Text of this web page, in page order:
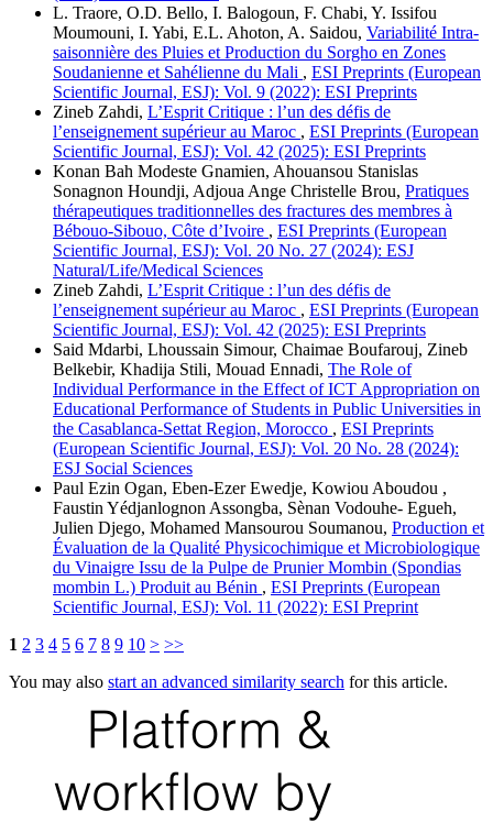
L. Traore, O.D. Bello, I. Balogoun, F. Chabi, Y. Issifou
Moumouni, I. Yabi, E.L. Ahoton, A. Saidou, Variabilité Intra-
saisonnière des Pluies et Production du Sorgho en Zones
Soudanienne et Sahélienne du Mali , ESI Preprints (European
Scientific Journal, ESJ): Vol. 9 (2022): ESI Preprints
Zineb Zahdi, L’Esprit Critique : l’un des défis de
l’enseignement supérieur au Maroc , ESI Preprints (European
Scientific Journal, ESJ): Vol. 42 (2025): ESI Preprints
Konan Bah Modeste Gnamien, Ahouansou Stanislas
Sonagnon Houndji, Adjoua Ange Christelle Brou, Pratiques
thérapeutiques traditionnelles des fractures des membres à
Bébouo-Sibouo, Côte d’Ivoire , ESI Preprints (European
Scientific Journal, ESJ): Vol. 20 No. 27 (2024): ESJ
Natural/Life/Medical Sciences
Zineb Zahdi, L’Esprit Critique : l’un des défis de
l’enseignement supérieur au Maroc , ESI Preprints (European
Scientific Journal, ESJ): Vol. 42 (2025): ESI Preprints
Said Mdarbi, Lhoussain Simour, Chaimae Boufarouj, Zineb
Belkebir, Khadija Stili, Mouad Ennadi, The Role of
Individual Performance in the Effect of ICT Appropriation on
Educational Performance of Students in Public Universities in
the Casablanca-Settat Region, Morocco , ESI Preprints
(European Scientific Journal, ESJ): Vol. 20 No. 28 (2024):
ESJ Social Sciences
Paul Ezin Ogan, Eben-Ezer Ewedje, Kowiou Aboudou ,
Faustin Yédjanlognon Assongba, Sènan Vodouhe- Egueh,
Julien Djego, Mohamed Mansourou Soumanou, Production et
Évaluation de la Qualité Physicochimique et Microbiologique
du Vinaigre Issu de la Pulpe de Prunier Mombin (Spondias
mombin L.) Produit au Bénin , ESI Preprints (European
Scientific Journal, ESJ): Vol. 11 (2022): ESI Preprint
1 2 3 4 5 6 7 8 9 10 > >>
You may also start an advanced similarity search for this article.